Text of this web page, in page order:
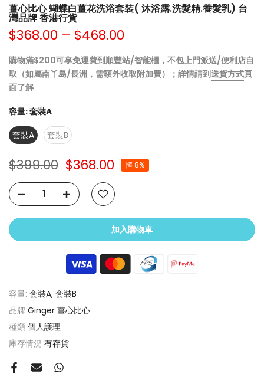
薑心比心 蝴蝶白薑花洗浴套裝( 沐浴露.洗髮精.養髮乳) 台
灣品牌 香港行貨
$368.00 – $468.00
購物滿$200可享免運費到順豐站/智能櫃，不包上門派送/便利店自
取（如屬南丫島/長洲，需額外收取附加費）；詳情請到送貨方式頁
面了解
容量:套裝A
套裝A
套裝B
$399.00 $368.00 慳 8%
加入購物車
容量: 套裝A, 套裝B
品牌 Ginger 薑心比心
種類 個人護理
庫存情況 有存貨